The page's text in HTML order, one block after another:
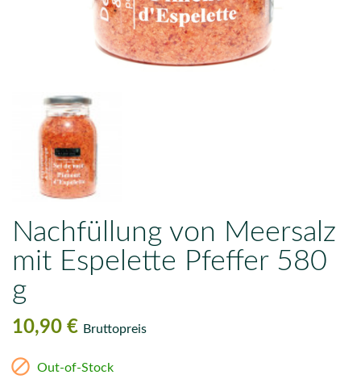
Nachfüllung von Meersalz
mit Espelette Pfeffer 580
g
10,90 € Bruttopreis
 Out-of-Stock